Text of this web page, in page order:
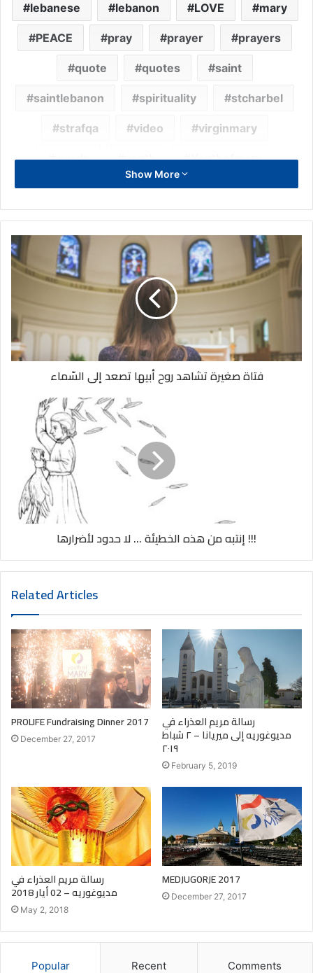
lebanese lebanon LOVE mary
PEACE pray prayer prayers
quote quotes saint
saintlebanon spirituality stcharbel
strafqa video virginmary
words youth Youthofmary
القديس شربل شربل
من أقوال القديس شربل
Show More
فتاة صغيرة تشاهد روح أبيها تصعد إلى السّماء
إنتبه من هذه الخطيئة ... لا حدود لأضرارها !!!
Related Articles
PROLIFE Fundraising Dinner 2017
December 27, 2017
رسالة مريم العذراء في
مديوغوريه إلى ميريانا – ٢ شباط
٢٠١٩
February 5, 2019
رسالة مريم العذراء في
مديوغوريه – 02 أيار 2018
May 2, 2018
MEDJUGORJE 2017
December 27, 2017
Popular Recent Comments